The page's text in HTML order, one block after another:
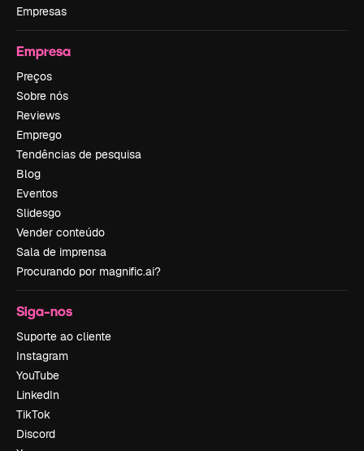
Empresas
Empresa
Preços
Sobre nós
Reviews
Emprego
Tendências de pesquisa
Blog
Eventos
Slidesgo
Vender conteúdo
Sala de imprensa
Procurando por magnific.ai?
Siga-nos
Suporte ao cliente
Instagram
YouTube
LinkedIn
TikTok
Discord